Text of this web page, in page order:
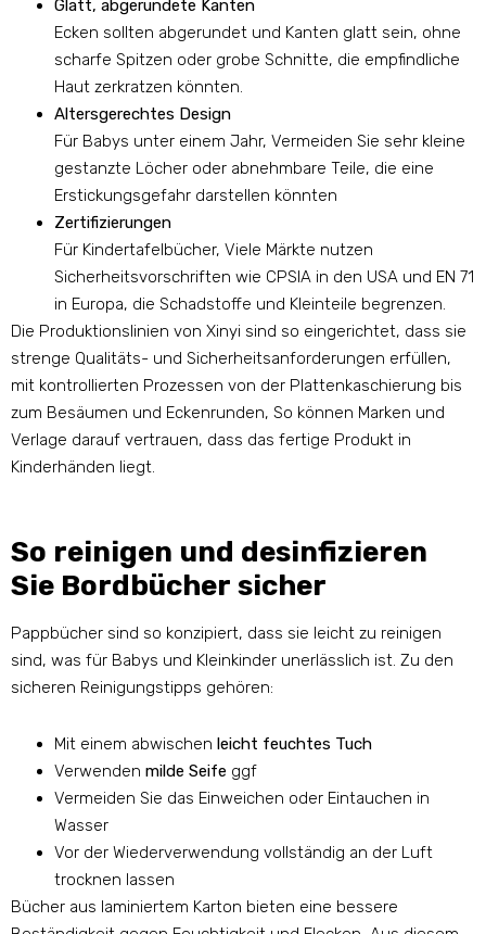
Glatt, abgerundete Kanten
Ecken sollten abgerundet und Kanten glatt sein, ohne
scharfe Spitzen oder grobe Schnitte, die empfindliche
Haut zerkratzen könnten.
Altersgerechtes Design
Für Babys unter einem Jahr, Vermeiden Sie sehr kleine
gestanzte Löcher oder abnehmbare Teile, die eine
Erstickungsgefahr darstellen könnten
Zertifizierungen
Für Kindertafelbücher, Viele Märkte nutzen
Sicherheitsvorschriften wie CPSIA in den USA und EN 71
in Europa, die Schadstoffe und Kleinteile begrenzen.
Die Produktionslinien von Xinyi sind so eingerichtet, dass sie
strenge Qualitäts- und Sicherheitsanforderungen erfüllen,
mit kontrollierten Prozessen von der Plattenkaschierung bis
zum Besäumen und Eckenrunden, So können Marken und
Verlage darauf vertrauen, dass das fertige Produkt in
Kinderhänden liegt.
So reinigen und desinfizieren
Sie Bordbücher sicher
Pappbücher sind so konzipiert, dass sie leicht zu reinigen
sind, was für Babys und Kleinkinder unerlässlich ist. Zu den
sicheren Reinigungstipps gehören:
Mit einem abwischen leicht feuchtes Tuch
Verwenden milde Seife ggf
Vermeiden Sie das Einweichen oder Eintauchen in
Wasser
Vor der Wiederverwendung vollständig an der Luft
trocknen lassen
Bücher aus laminiertem Karton bieten eine bessere